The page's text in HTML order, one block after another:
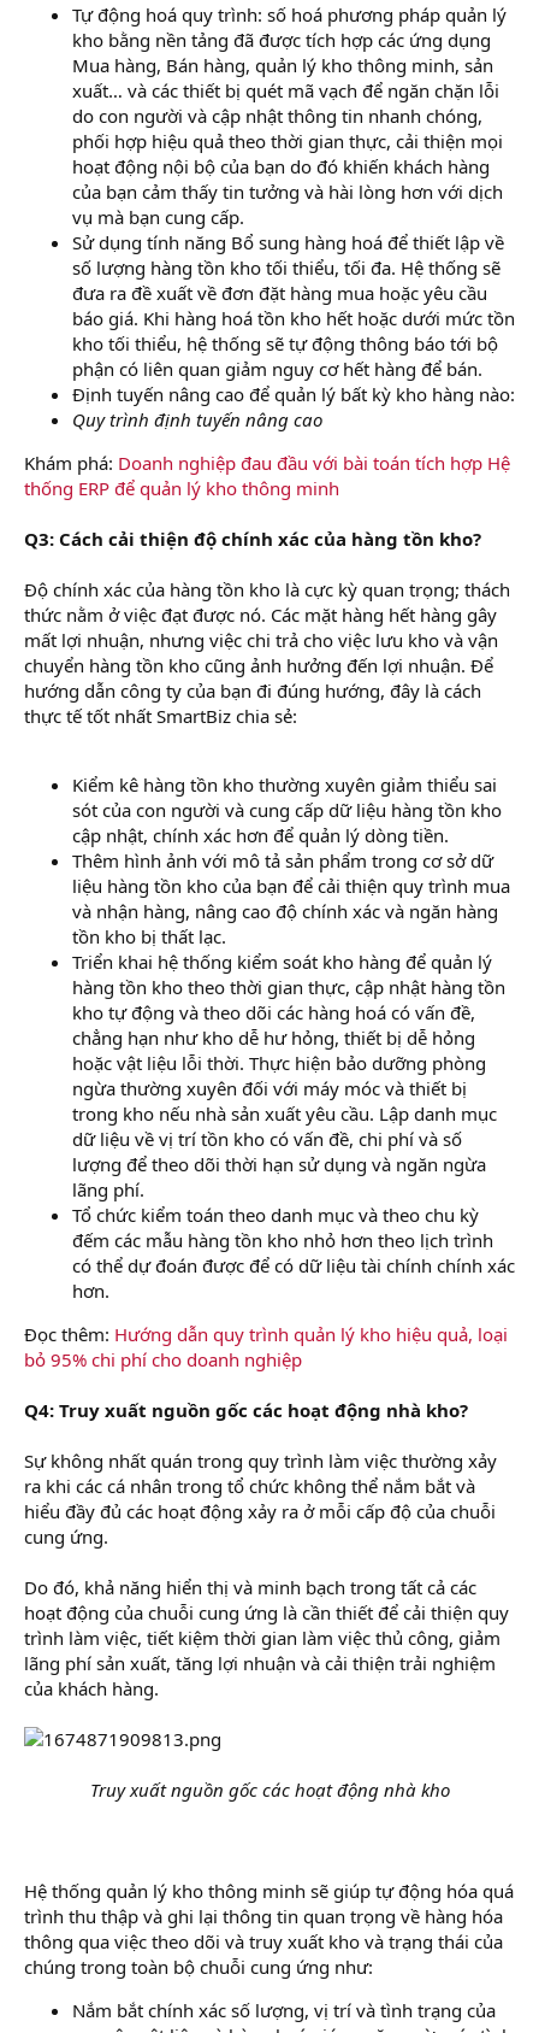
Tự động hoá quy trình: số hoá phương pháp quản lý
kho bằng nền tảng đã được tích hợp các ứng dụng
Mua hàng, Bán hàng, quản lý kho thông minh, sản
xuất… và các thiết bị quét mã vạch để ngăn chặn lỗi
do con người và cập nhật thông tin nhanh chóng,
phối hợp hiệu quả theo thời gian thực, cải thiện mọi
hoạt động nội bộ của bạn do đó khiến khách hàng
của bạn cảm thấy tin tưởng và hài lòng hơn với dịch
vụ mà bạn cung cấp.
Sử dụng tính năng Bổ sung hàng hoá để thiết lập về
số lượng hàng tồn kho tối thiểu, tối đa. Hệ thống sẽ
đưa ra đề xuất về đơn đặt hàng mua hoặc yêu cầu
báo giá. Khi hàng hoá tồn kho hết hoặc dưới mức tồn
kho tối thiểu, hệ thống sẽ tự động thông báo tới bộ
phận có liên quan giảm nguy cơ hết hàng để bán.
Định tuyến nâng cao để quản lý bất kỳ kho hàng nào:
Quy trình định tuyến nâng cao
Khám phá: Doanh nghiệp đau đầu với bài toán tích hợp Hệ
thống ERP để quản lý kho thông minh
Q3: Cách cải thiện độ chính xác của hàng tồn kho?
Độ chính xác của hàng tồn kho là cực kỳ quan trọng; thách
thức nằm ở việc đạt được nó. Các mặt hàng hết hàng gây
mất lợi nhuận, nhưng việc chi trả cho việc lưu kho và vận
chuyển hàng tồn kho cũng ảnh hưởng đến lợi nhuận. Để
hướng dẫn công ty của bạn đi đúng hướng, đây là cách
thực tế tốt nhất SmartBiz chia sẻ:
Kiểm kê hàng tồn kho thường xuyên giảm thiểu sai
sót của con người và cung cấp dữ liệu hàng tồn kho
cập nhật, chính xác hơn để quản lý dòng tiền.
Thêm hình ảnh với mô tả sản phẩm trong cơ sở dữ
liệu hàng tồn kho của bạn để cải thiện quy trình mua
và nhận hàng, nâng cao độ chính xác và ngăn hàng
tồn kho bị thất lạc.
Triển khai hệ thống kiểm soát kho hàng để quản lý
hàng tồn kho theo thời gian thực, cập nhật hàng tồn
kho tự động và theo dõi các hàng hoá có vấn đề,
chẳng hạn như kho dễ hư hỏng, thiết bị dễ hỏng
hoặc vật liệu lỗi thời. Thực hiện bảo dưỡng phòng
ngừa thường xuyên đối với máy móc và thiết bị
trong kho nếu nhà sản xuất yêu cầu. Lập danh mục
dữ liệu về vị trí tồn kho có vấn đề, chi phí và số
lượng để theo dõi thời hạn sử dụng và ngăn ngừa
lãng phí.
Tổ chức kiểm toán theo danh mục và theo chu kỳ
đếm các mẫu hàng tồn kho nhỏ hơn theo lịch trình
có thể dự đoán được để có dữ liệu tài chính chính xác
hơn.
Đọc thêm: Hướng dẫn quy trình quản lý kho hiệu quả, loại
bỏ 95% chi phí cho doanh nghiệp
Q4: Truy xuất nguồn gốc các hoạt động nhà kho?
Sự không nhất quán trong quy trình làm việc thường xảy
ra khi các cá nhân trong tổ chức không thể nắm bắt và
hiểu đầy đủ các hoạt động xảy ra ở mỗi cấp độ của chuỗi
cung ứng.
Do đó, khả năng hiển thị và minh bạch trong tất cả các
hoạt động của chuỗi cung ứng là cần thiết để cải thiện quy
trình làm việc, tiết kiệm thời gian làm việc thủ công, giảm
lãng phí sản xuất, tăng lợi nhuận và cải thiện trải nghiệm
của khách hàng.
Truy xuất nguồn gốc các hoạt động nhà kho
Hệ thống quản lý kho thông minh sẽ giúp tự động hóa quá
trình thu thập và ghi lại thông tin quan trọng về hàng hóa
thông qua việc theo dõi và truy xuất kho và trạng thái của
chúng trong toàn bộ chuỗi cung ứng như:
Nắm bắt chính xác số lượng, vị trí và tình trạng của